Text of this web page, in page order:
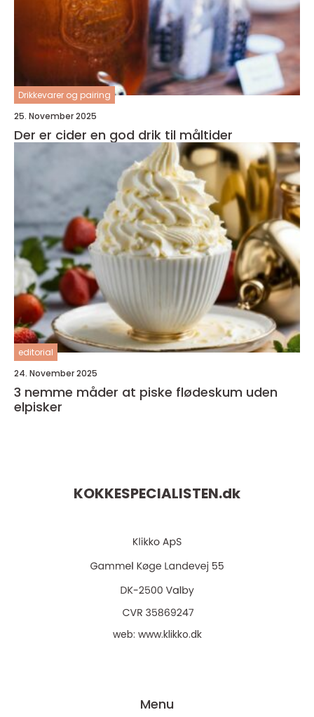
Drikkevarer og pairing
25. November 2025
Der er cider en god drik til måltider
editorial
24. November 2025
3 nemme måder at piske flødeskum uden
elpisker
KOKKESPECIALISTEN.dk
web: www.klikko.dk
Menu